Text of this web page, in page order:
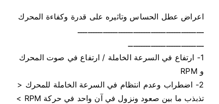
اعراض عطل الحساس وتاثيره على قدرة وكفاءة المحرك
ــــــــــــــــــــــــــــــــــــــــــــــــــ
ــــــــــــــــــــــــــــــ
1- ارتفاع في السرعة الخاملة / ارتفاع في صوت المحرك
و RPM
2- اضطراب وعدم انتظام في السرعة الخاملة للمحرك <
تذبذب ما بين صعود ونزول في آن واحد في حركة RPM >